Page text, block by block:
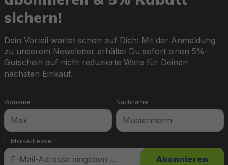
sichern!
Dein Vorteil wartet schon auf Dich: Mit der Anmeldung
zu unserem Newsletter erhältst Du sofort einen 5%-
Gutschein auf nicht reduzierte Ware für Deinen
nächsten Einkauf.
E-Mail-Adresse *
Vorname Nachname
Abonnieren